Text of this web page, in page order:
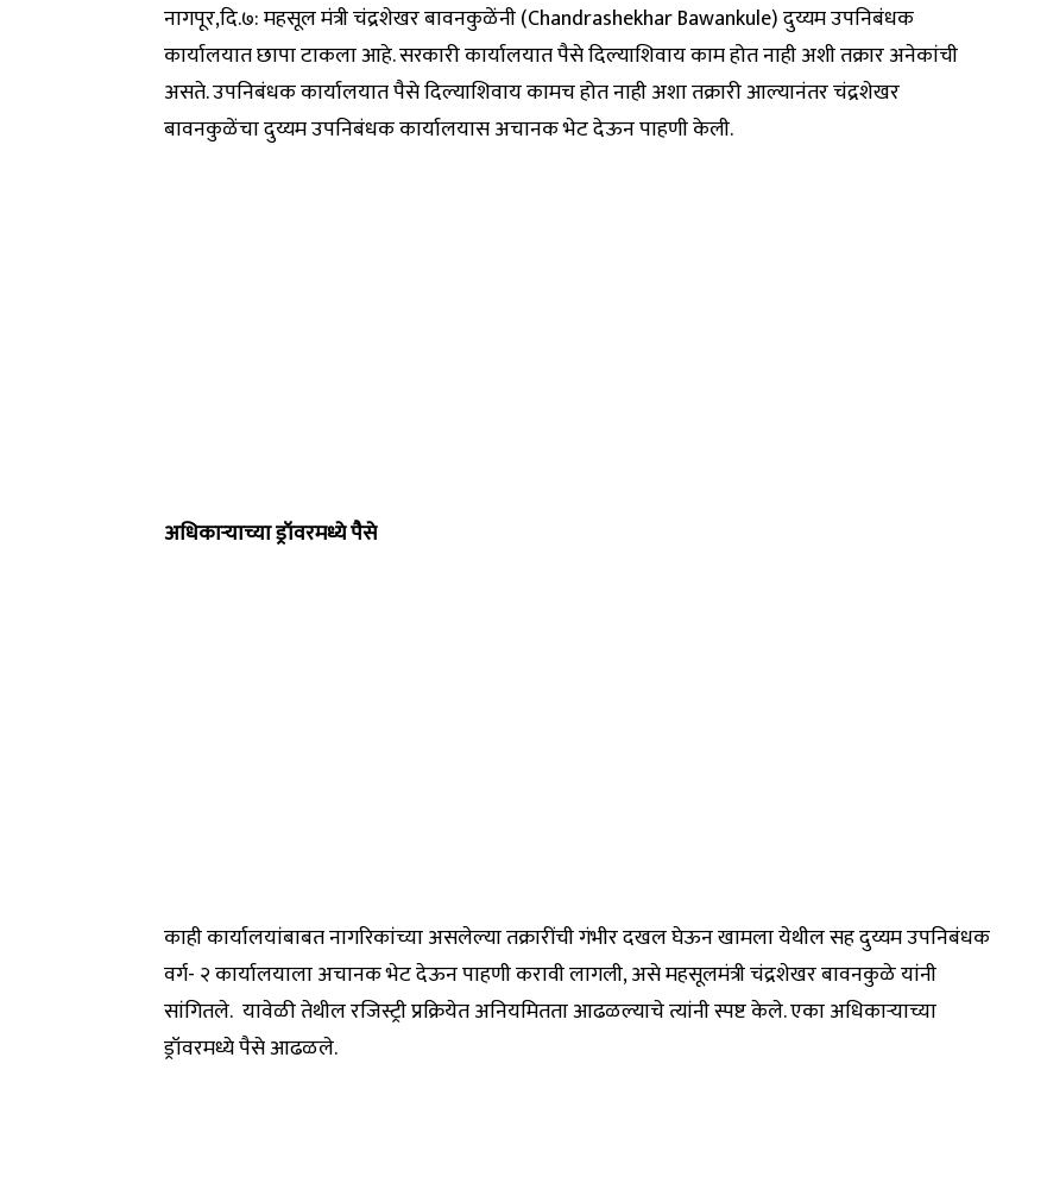
नागपूर,दि.७: महसूल मंत्री चंद्रशेखर बावनकुळेंनी (Chandrashekhar Bawankule) दुय्यम उपनिबंधक
कार्यालयात छापा टाकला आहे. सरकारी कार्यालयात पैसे दिल्याशिवाय काम होत नाही अशी तक्रार अनेकांची
असते. उपनिबंधक कार्यालयात पैसे दिल्याशिवाय कामच होत नाही अशा तक्रारी आल्यानंतर चंद्रशेखर
बावनकुळेंचा दुय्यम उपनिबंधक कार्यालयास अचानक भेट देऊन पाहणी केली.
अधिकाऱ्याच्या ड्रॉवरमध्ये पैसे
काही कार्यालयांबाबत नागरिकांच्या असलेल्या तक्रारींची गंभीर दखल घेऊन खामला येथील सह दुय्यम उपनिबंधक
वर्ग- २ कार्यालयाला अचानक भेट देऊन पाहणी करावी लागली, असे महसूलमंत्री चंद्रशेखर बावनकुळे यांनी
सांगितले. यावेळी तेथील रजिस्ट्री प्रक्रियेत अनियमितता आढळल्याचे त्यांनी स्पष्ट केले. एका अधिकाऱ्याच्या
ड्रॉवरमध्ये पैसे आढळले.